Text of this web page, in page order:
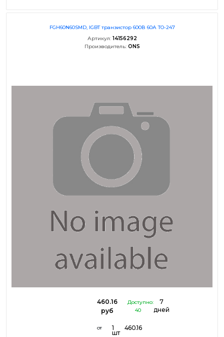
FGH60N60SMD, IGBT транзистор 600В 60А TO-247
Артикул: 14156292
Производитель: ONS
460.16
руб
Доступно:
40
7
дней
от 1
шт
460.16